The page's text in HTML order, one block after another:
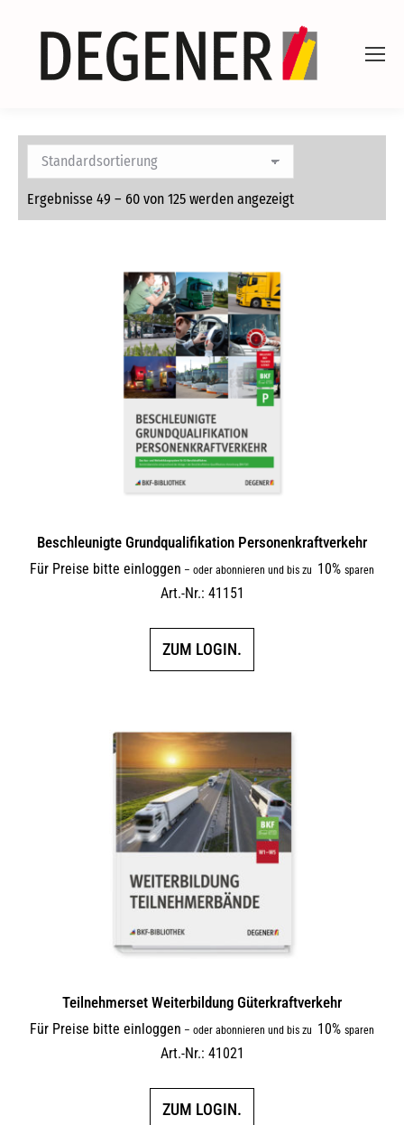
Ergebnisse 49 – 60 von 125 werden angezeigt
Beschleunigte Grundqualifikation Personenkraftverkehr
Für Preise bitte einloggen – oder abonnieren und bis zu 10% sparen
Art.-Nr.: 41151
ZUM LOGIN.
Teilnehmerset Weiterbildung Güterkraftverkehr
Für Preise bitte einloggen – oder abonnieren und bis zu 10% sparen
Art.-Nr.: 41021
ZUM LOGIN.